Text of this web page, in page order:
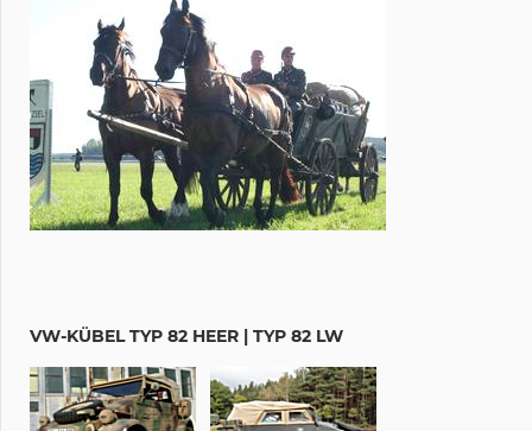
VW-KÜBEL TYP 82 HEER | TYP 82 LW